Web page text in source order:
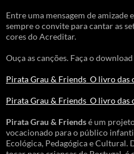
Entre uma mensagem de amizade
sempre o convite para cantar as
cores do Acreditar.
Ouça as canções. Faça o
Pirata Grau & Friends_O livro das
Pirata Grau & Friends_O livro das
Pirata Grau & Friendsé um
vocacionado para o público
Ecológica, Pedagógica e Cultural.